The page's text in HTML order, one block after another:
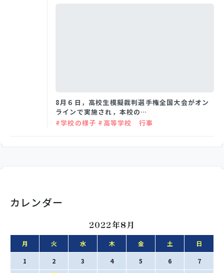
交通アクセス
利用規約・免責事項 個人情報保護方針
SNS運用ポリシー 学校いじめ防止基本方針
8月６日，高校生模擬裁判選手権全国大会がオン
ラインで実施され，本校の…
#学校の様子 #高等学校 行事
カレンダー
2022年8月
月 火 水 木 金 土 日
1 2 3 4 5 6 7